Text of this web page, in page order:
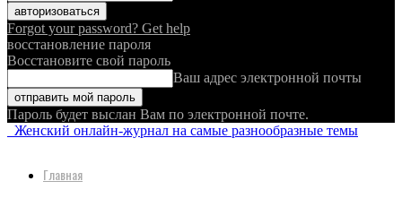
Forgot your password? Get help
восстановление пароля
Восстановите свой пароль
Ваш адрес электронной почты
Пароль будет выслан Вам по электронной почте.
Женский онлайн-журнал на самые разнообразные темы
Главная